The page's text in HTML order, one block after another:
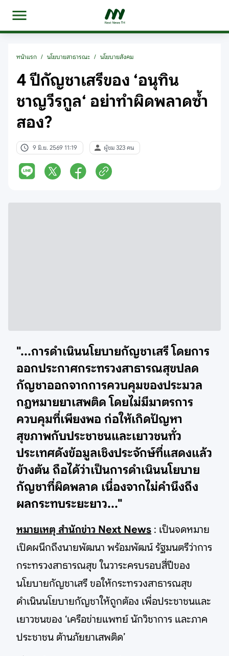
หน้าแรก / นโยบายสาธารณะ / นโยบายสังคม
4 ปีกัญชาเสรีของ ‘อนุทิน
ชาญวีรกูล‘ อย่าทำผิดพลาดซ้ำ
สอง?
9 มิ.ย. 2569 11:19 ผู้ชม 323 คน
"...การดำเนินนโยบายกัญชาเสรี โดยการ
ออกประกาศกระทรวงสาธารณสุขปลด
กัญชาออกจากการควบคุมของประมวล
กฎหมายยาเสพติด โดยไม่มีมาตรการ
ควบคุมที่เพียงพอ ก่อให้เกิดปัญหา
สุขภาพกับประชาชนและเยาวชนทั่ว
ประเทศดังข้อมูลเชิงประจักษ์ที่แสดงแล้ว
ข้างต้น ถือได้ว่าเป็นการดำเนินนโยบาย
กัญชาที่ผิดพลาด เนื่องจากไม่คำนึงถึง
ผลกระทบระยะยาว..."
หมายเหตุ สำนักข่าว Next News : เป็นจดหมาย
เปิดผนึกถึงนายพัฒนา พร้อมพัฒน์ รัฐมนตรีว่าการ
กระทรวงสาธารณสุข ในวาระครบรอบสี่ปีของ
นโยบายกัญชาเสรี ขอให้กระทรวงสาธารณสุข
ดำเนินนโยบายกัญชาให้ถูกต้อง เพื่อประชาชนและ
เยาวชนของ ‘เครือข่ายแพทย์ นักวิชาการ และภาค
ประชาชน ต้านภัยยาเสพติด’